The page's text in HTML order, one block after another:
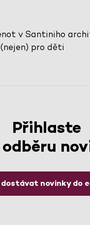
v Santiniho
pro děti
Přihlaste
novinky do